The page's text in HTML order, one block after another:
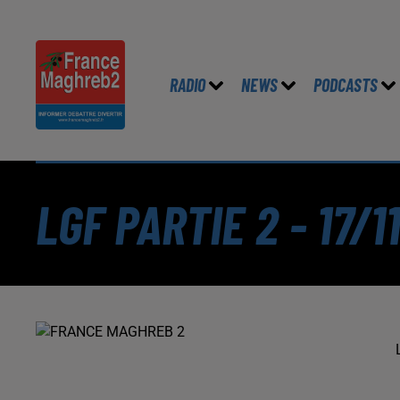
RADIO NEWS PODCASTS
LGF PARTIE 2 - 17/